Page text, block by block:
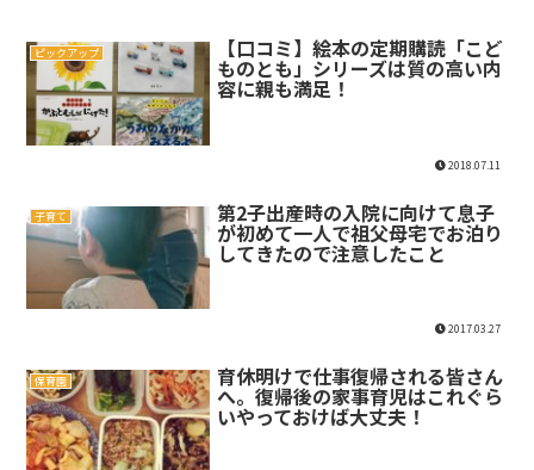
ピックアップ 【口コミ】絵本の定期購読「こど
ものとも」シリーズは質の高い内
容に親も満足！
2018.07.11
子育て 第2子出産時の入院に向けて息子
が初めて一人で祖父母宅でお泊り
してきたので注意したこと
2017.03.27
保育園 育休明けで仕事復帰される皆さん
へ。復帰後の家事育児はこれぐら
いやっておけば大丈夫！